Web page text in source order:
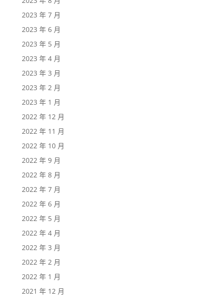
2023 年 7 月
2023 年 6 月
2023 年 5 月
2023 年 4 月
2023 年 3 月
2023 年 2 月
2023 年 1 月
2022 年 12 月
2022 年 11 月
2022 年 10 月
2022 年 9 月
2022 年 8 月
2022 年 7 月
2022 年 6 月
2022 年 5 月
2022 年 4 月
2022 年 3 月
2022 年 2 月
2022 年 1 月
2021 年 12 月